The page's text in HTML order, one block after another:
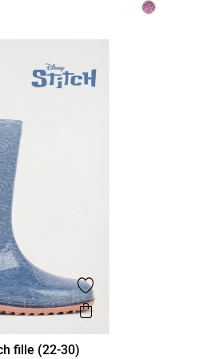
Ajouter aux
Aperçu rapide
26 27 28
fille (22-30)